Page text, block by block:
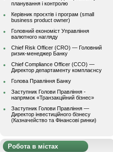
планування і контролю
Керівник проєктів і програм (small
business product owner)
Головний економіст Управління
валютного нагляду
Chief Risk Officer (CRO) — Головний
ризик-менеджер Банку
Chief Compliance Officer (CCO) —
Директор департаменту комплаєнсу
Голова Правління Банку
Заступник Голови Правління -
напрямок «Транзакційний бізнес»
Заступник Голови Правління —
Директор інвестиційного бізнесу
(Казначейство та Фінансові ринки)
Робота в містах